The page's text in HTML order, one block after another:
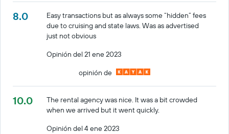
8.0
Easy transactions but as always some “hidden” fees
due to cruising and state laws. Was as advertised
just not obvious
Opinión del 21 ene 2023
opinión de
10.0
The rental agency was nice. It was a bit crowded
when we arrived but it went quickly.
Opinión del 4 ene 2023